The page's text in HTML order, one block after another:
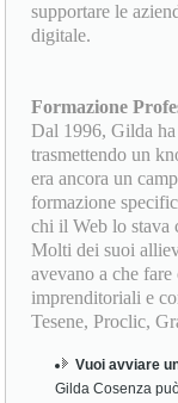
supportare le
digitale.
Formazione
Dal 1996, Gilda
trasmettendo un
era ancora un
formazione
chi il Web lo stava
Molti dei suoi
avevano a che
imprenditoriali e
Tesene, Proclic,
Vuoi avviare
Gilda Cosenza